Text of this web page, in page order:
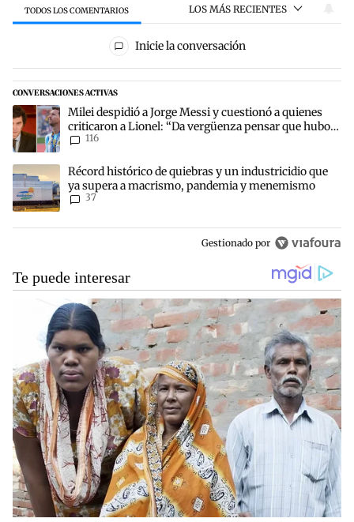
TODOS LOS COMENTARIOS LOS MÁS RECIENTES
Todos los comentarios
Inicie la conversación
CONVERSACIONES ACTIVAS
Este listado muestra los artículos con más comentarios en los
Un artículo de tendencia con el título "Milei despidió a Jorge
Milei despidió a Jorge Messi y cuestionó a quienes
criticaron a Lionel: “Da vergüenza pensar que hubo
anti-Messi”
116
Un artículo de tendencia con el título "Récord histórico de
Récord histórico de quiebras y un industricidio que
ya supera a macrismo, pandemia y menemismo
37
Gestionado por